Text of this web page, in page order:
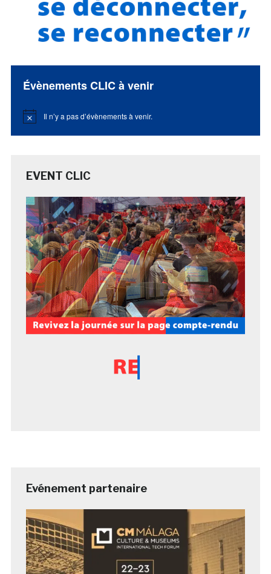
Évènements CLIC à venir
Notice Il n’y a pas d’évènements à venir.
EVENT CLIC
Evénement partenaire